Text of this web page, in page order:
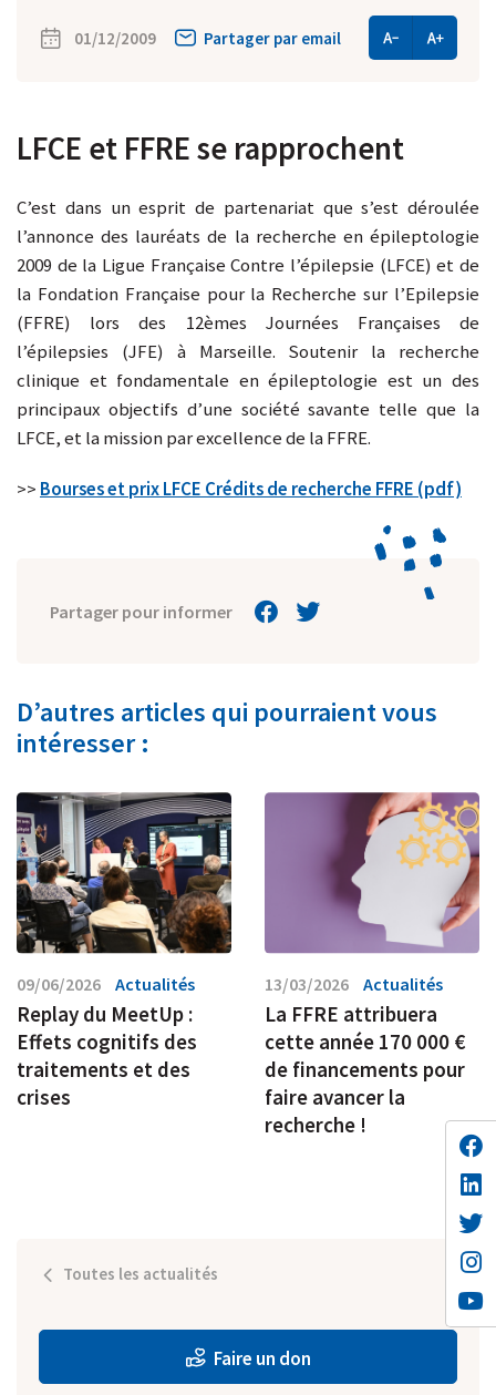
01/12/2009 Partager par email
LFCE et FFRE se rapprochent
C’est dans un esprit de partenariat que s’est déroulée
l’annonce des lauréats de la recherche en épileptologie
2009 de la Ligue Française Contre l’épilepsie (LFCE) et de
la Fondation Française pour la Recherche sur l’Epilepsie
(FFRE) lors des 12èmes Journées Françaises de
l’épilepsies (JFE) à Marseille. Soutenir la recherche
clinique et fondamentale en épileptologie est un des
principaux objectifs d’une société savante telle que la
LFCE, et la mission par excellence de la FFRE.
>> Bourses et prix LFCE Crédits de recherche FFRE (pdf)
Partager pour informer
D’autres articles qui pourraient vous
intéresser :
09/06/2026 Actualités
Replay du MeetUp :
Effets cognitifs des
traitements et des
crises
13/03/2026 Actualités
La FFRE attribuera
cette année 170 000 €
de financements pour
faire avancer la
recherche !
Toutes les actualités
Faire un don